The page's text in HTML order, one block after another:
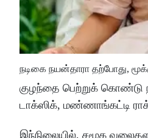
நடிகை நயன்தாரா தற்போது,
குழந்தை பெற்றுக் கொண்டு
டாக்ஸிக், மண்ணாங்கட்டி
இந்நிலையில், சமூக